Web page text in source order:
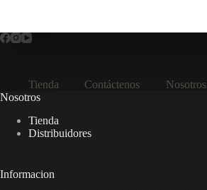
Tienda Contáctenos Nosotros
Nosotros
Tienda
Distribuidores
Informacion